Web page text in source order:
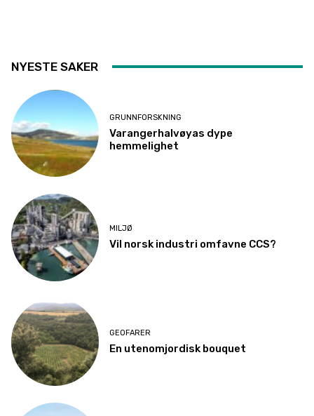
NYESTE SAKER
GRUNNFORSKNING
Varangerhalvøyas dype
hemmelighet
MILJØ
Vil norsk industri omfavne CCS?
GEOFARER
En utenomjordisk bouquet